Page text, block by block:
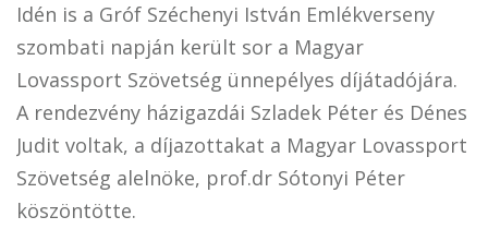
Idén is a Gróf Széchenyi István Emlékverseny
szombati napján került sor a Magyar
Lovassport Szövetség ünnepélyes díjátadójára.
A rendezvény házigazdái Szladek Péter és Dénes
Judit voltak, a díjazottakat a Magyar Lovassport
Szövetség alelnöke, prof.dr Sótonyi Péter
köszöntötte.